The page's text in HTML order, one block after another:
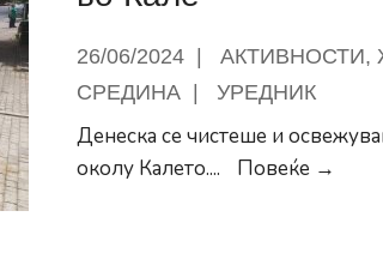
26/06/2024 АКТИВНОСТИ,
СРЕДИНА
УРЕДНИК
Денеска се чистеше и
околу Калето.... Повеќе →